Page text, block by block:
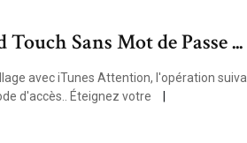
Sans Mot de Passe ...
avec iTunes Attention, l'opération
d'accès.. Éteignez votre